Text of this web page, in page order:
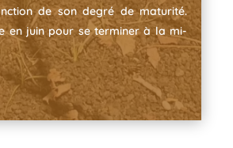
de son degré de maturité.
en juin pour se terminer à la mi-